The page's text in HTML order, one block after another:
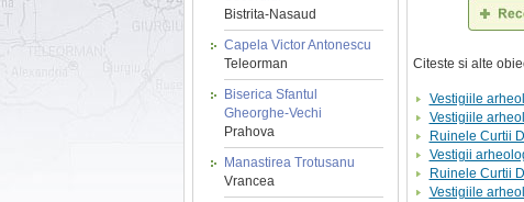
Bistrita-Nasaud
Capela Victor Antonescu
Teleorman
Biserica Sfantul
Gheorghe-Vechi
Prahova
Manastirea Trotusanu
Vrancea
Citeste si alte
Vestigiile
Vestigiile
Ruinele Curtii
Vestigii
Ruinele Curtii
Vestigiile